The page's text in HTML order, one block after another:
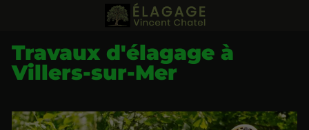
Travaux d'élagage à
Villers-sur-Mer